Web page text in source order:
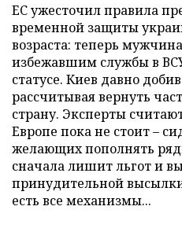
ЕС ужесточил правила
временной защиты
возраста: теперь
избежавшим службы в
статусе. Киев давно
рассчитывая вернуть
страну. Эксперты
Европе пока не стоит –
желающих пополнять
сначала лишит льгот и
принудительной
есть все механизмы...